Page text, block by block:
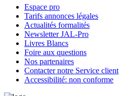
Espace pro
Tarifs annonces légales
Actualités formalités
Newsletter JAL-Pro
Livres Blancs
Foire aux questions
Nos partenaires
Contacter notre Service client
Accessibilité: non conforme